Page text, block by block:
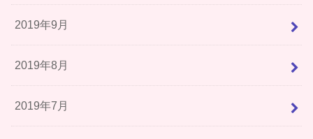
2019年9月
2019年8月
2019年7月